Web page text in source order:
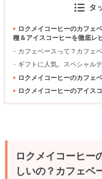
タ
ロクメイコーヒーのカフェ
種＆アイスコーヒーを徹底レ
カフェベースって？カフェ
ギフトに人気。スペシャル
ロクメイコーヒーのカフェ
ロクメイコーヒーのアイス
ロクメイコーヒー
しいの？カフェベ